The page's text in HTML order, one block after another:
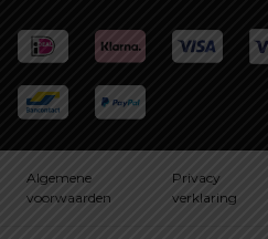
Algemene
voorwaarden
Privacy
verklaring